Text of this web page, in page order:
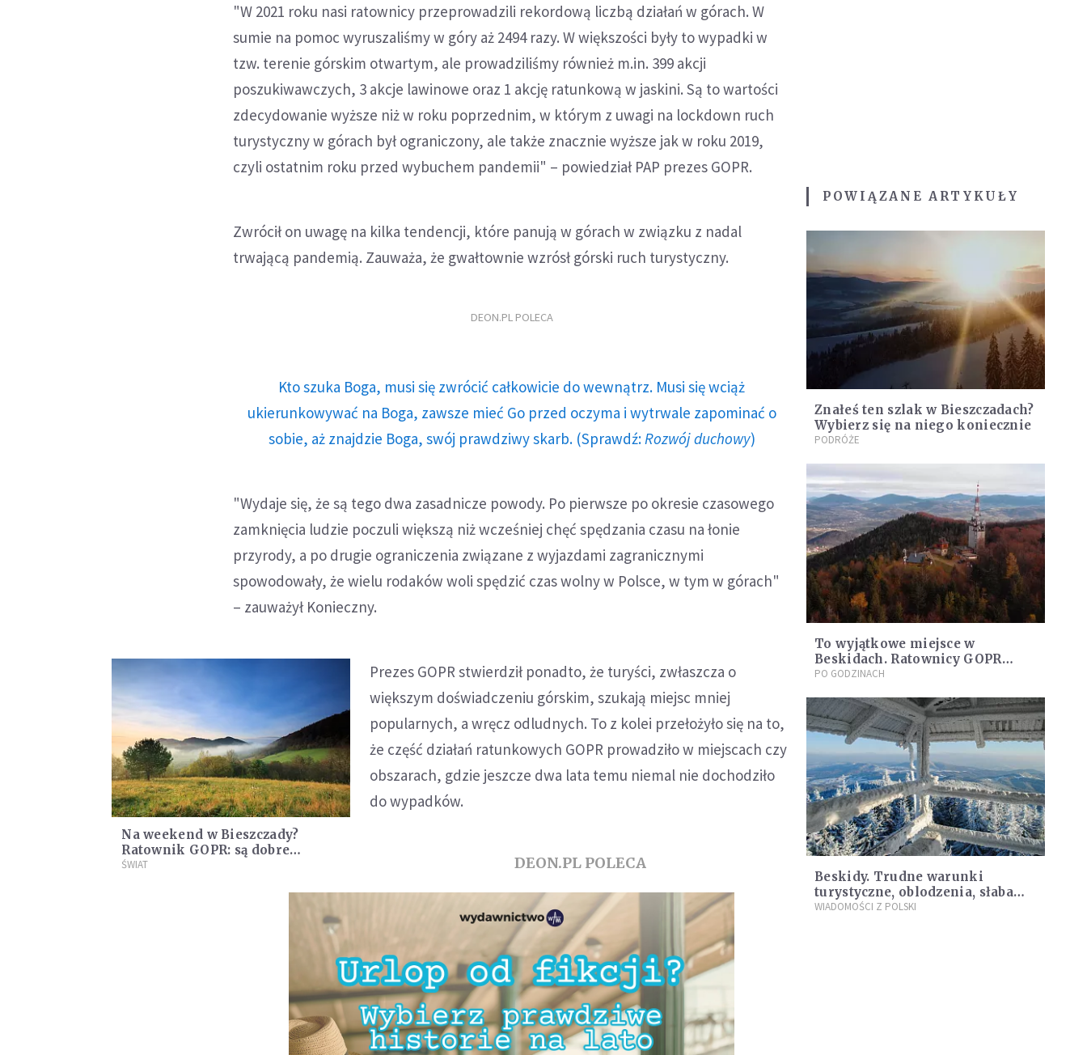
"W 2021 roku nasi ratownicy przeprowadzili rekordową liczbą działań w górach. W
sumie na pomoc wyruszaliśmy w góry aż 2494 razy. W większości były to wypadki w
tzw. terenie górskim otwartym, ale prowadziliśmy również m.in. 399 akcji
poszukiwawczych, 3 akcje lawinowe oraz 1 akcję ratunkową w jaskini. Są to wartości
zdecydowanie wyższe niż w roku poprzednim, w którym z uwagi na lockdown ruch
turystyczny w górach był ograniczony, ale także znacznie wyższe jak w roku 2019,
czyli ostatnim roku przed wybuchem pandemii" – powiedział PAP prezes GOPR.
Zwrócił on uwagę na kilka tendencji, które panują w górach w związku z nadal
trwającą pandemią. Zauważa, że gwałtownie wzrósł górski ruch turystyczny.
DEON.PL POLECA
Kto szuka Boga, musi się zwrócić całkowicie do wewnątrz. Musi się wciąż
ukierunkowywać na Boga, zawsze mieć Go przed oczyma i wytrwale zapominać o
sobie, aż znajdzie Boga, swój prawdziwy skarb. (Sprawdź: Rozwój duchowy)
"Wydaje się, że są tego dwa zasadnicze powody. Po pierwsze po okresie czasowego
zamknięcia ludzie poczuli większą niż wcześniej chęć spędzania czasu na łonie
przyrody, a po drugie ograniczenia związane z wyjazdami zagranicznymi
spowodowały, że wielu rodaków woli spędzić czas wolny w Polsce, w tym w górach"
– zauważył Konieczny.
Na weekend w Bieszczady?
Ratownik GOPR: są dobre
warunki turystyczne
ŚWIAT
Prezes GOPR stwierdził ponadto, że turyści, zwłaszcza o
większym doświadczeniu górskim, szukają miejsc mniej
popularnych, a wręcz odludnych. To z kolei przełożyło się na to,
że część działań ratunkowych GOPR prowadziło w miejscach czy
obszarach, gdzie jeszcze dwa lata temu niemal nie dochodziło
do wypadków.
DEON.PL POLECA
POWIĄZANE ARTYKUŁY
Znałeś ten szlak w Bieszczadach?
Wybierz się na niego koniecznie
PODRÓŻE
To wyjątkowe miejsce w
Beskidach. Ratownicy GOPR
zapraszają na szlak
PO GODZINACH
Beskidy. Trudne warunki
turystyczne, oblodzenia, słaba
widoczność
WIADOMOŚCI Z POLSKI